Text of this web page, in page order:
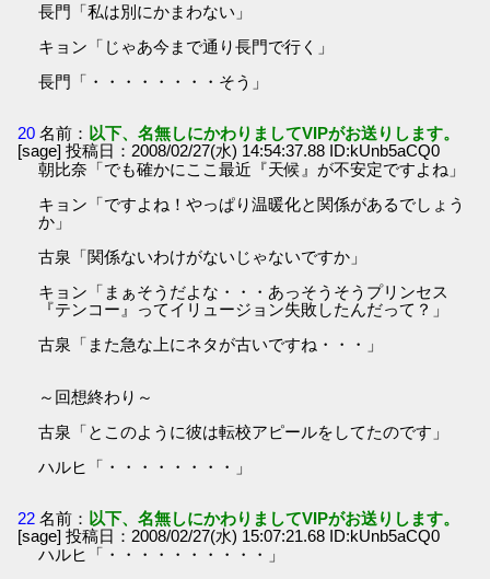
長門「私は別にかまわない」
キョン「じゃあ今まで通り長門で行く」
長門「・・・・・・・・そう」
20 名前： 以下、名無しにかわりましてVIPがお送りします。
[sage] 投稿日：2008/02/27(水) 14:54:37.88 ID:kUnb5aCQ0
朝比奈「でも確かにここ最近『天候』が不安定ですよね」
キョン「ですよね！やっぱり温暖化と関係があるでしょう
か」
古泉「関係ないわけがないじゃないですか」
キョン「まぁそうだよな・・・あっそうそうプリンセス
『テンコー』ってイリュージョン失敗したんだって？」
古泉「また急な上にネタが古いですね・・・」
～回想終わり～
古泉「とこのように彼は転校アピールをしてたのです」
ハルヒ「・・・・・・・・」
22 名前： 以下、名無しにかわりましてVIPがお送りします。
[sage] 投稿日：2008/02/27(水) 15:07:21.68 ID:kUnb5aCQ0
ハルヒ「・・・・・・・・・・」